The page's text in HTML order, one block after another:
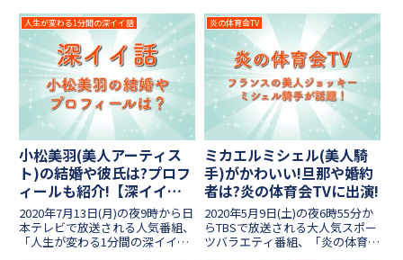
年から結婚発表が相次いだ芸能界
ですが、「今くら」に...
のアウトな新婚生活を徹底追及」
します！！先週の放送で衝撃を受
けましたが、今回の放送では、更
に掘り下げて...
人生が変わる1分間の深イイ話
小松美羽(美人アーティス
ト)の結婚や彼氏は?プロフ
ィールも紹介!【深イイ話2
時間SP】
2020年7月13日(月)の夜9時から日
本テレビで放送される人気番組、
「人生が変わる1分間の深イイ
炎の体育会TV
ミカエルミシェル(美人騎
手)がかわいい!旦那や婚約
者は?炎の体育会TVに出演!
2020年5月9日(土)の夜6時55分か
らTBSで放送される大人気スポー
ツバラエティ番組、「炎の体育会